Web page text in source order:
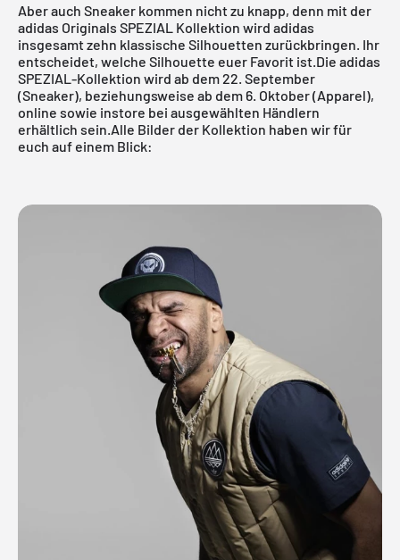
Aber auch Sneaker kommen nicht zu knapp, denn mit der
adidas Originals SPEZIAL Kollektion wird adidas
insgesamt zehn klassische Silhouetten zurückbringen. Ihr
entscheidet, welche Silhouette euer Favorit ist.Die adidas
SPEZIAL-Kollektion wird ab dem 22. September
(Sneaker), beziehungsweise ab dem 6. Oktober (Apparel),
online sowie instore bei ausgewählten Händlern
erhältlich sein.Alle Bilder der Kollektion haben wir für
euch auf einem Blick: